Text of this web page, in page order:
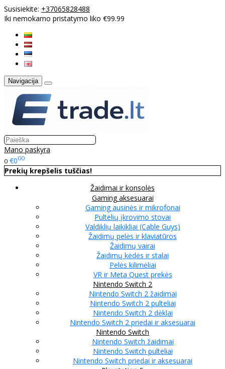
Susisiekite: +37065828488
Iki nemokamo pristatymo liko €99.99
Navigacija
Mano paskyra
0 €000
Prekių krepšelis tuščias!
Žaidimai ir konsolės
Gaming aksesuarai
Gaming ausinės ir mikrofonai
Pultelių įkrovimo stovai
Valdiklių laikikliai (Cable Guys)
Žaidimų pelės ir klaviatūros
Žaidimų vairai
Žaidimų kėdės ir stalai
Pelės kilimėliai
VR ir Meta Quest prekės
Nintendo Switch 2
Nintendo Switch 2 žaidimai
Nintendo Switch 2 pulteliai
Nintendo Switch 2 dėklai
Nintendo Switch 2 priedai ir aksesuarai
Nintendo Switch
Nintendo Switch žaidimai
Nintendo Switch pulteliai
Nintendo Switch priedai ir aksesuarai